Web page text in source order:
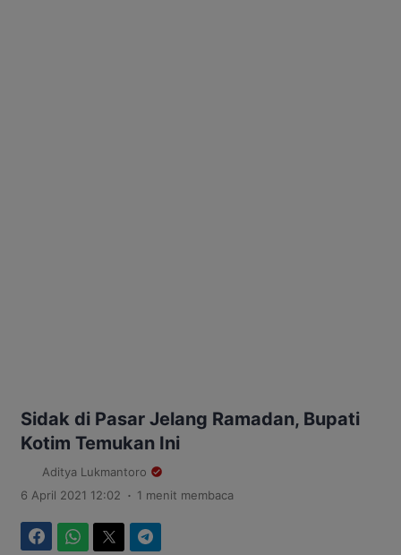
Sidak di Pasar Jelang Ramadan, Bupati
Kotim Temukan Ini
Aditya Lukmantoro
6 April 2021 12:02 . 1 menit membaca